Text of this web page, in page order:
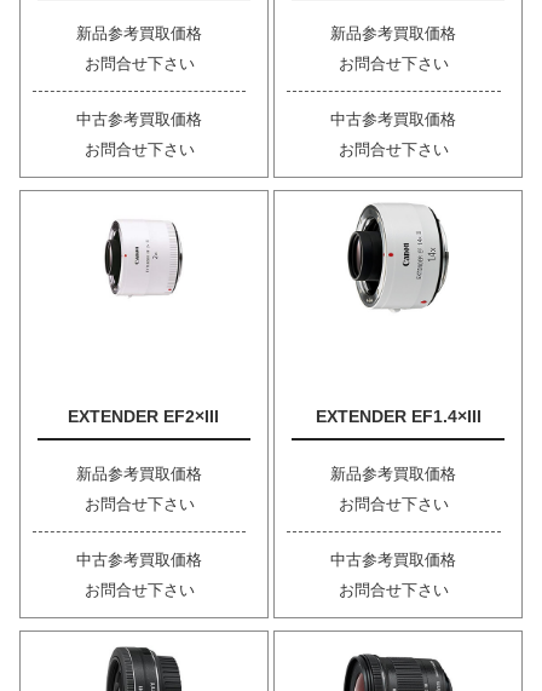
新品参考買取価格
お問合せ下さい
中古参考買取価格
お問合せ下さい
新品参考買取価格
お問合せ下さい
中古参考買取価格
お問合せ下さい
EXTENDER EF2×III
新品参考買取価格
お問合せ下さい
中古参考買取価格
お問合せ下さい
EXTENDER EF1.4×III
新品参考買取価格
お問合せ下さい
中古参考買取価格
お問合せ下さい